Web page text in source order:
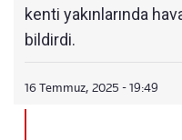
12:53
İSRAİL,
kenti yakınlarında
bildirdi.
16 Temmuz, 2025 - 19:49